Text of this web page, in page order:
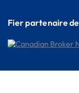
Fier partenaire de